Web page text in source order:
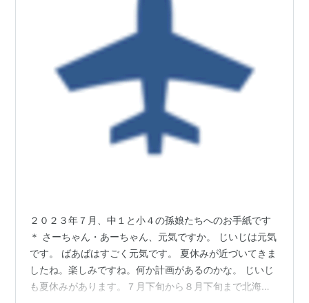
２０２３年７月、中１と小４の孫娘たちへのお手紙です
＊ さーちゃん・あーちゃん、元気ですか。 じいじは元気
です。 ばあばはすごく元気です。 夏休みが近づいてきま
したね。楽しみですね。何か計画があるのかな。 じいじ
も夏休みがあります。７月下旬から８月下旬まで北海道